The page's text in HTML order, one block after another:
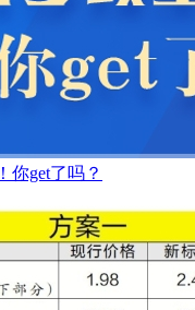
你get了吗？